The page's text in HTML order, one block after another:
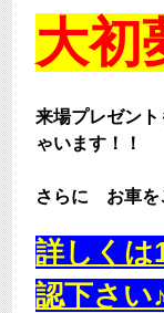
大初
来場プレゼン
ゃいます！！
さらに お車を
詳しくは
認下さい♪